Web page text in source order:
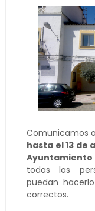
Comunicamos
hasta el 13 de
Ayuntamiento
todas las
puedan
correctos.